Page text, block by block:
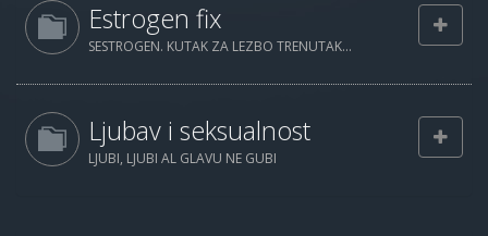
Estrogen fix
SESTROGEN. KUTAK ZA LEZBO TRENUTAK...
Ljubav i seksualnost
LJUBI, LJUBI AL GLAVU NE GUBI